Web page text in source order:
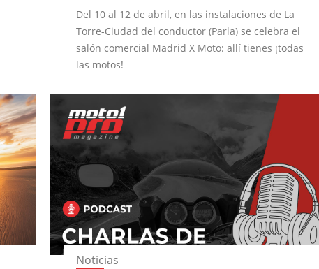
Del 10 al 12 de abril, en las instalaciones de La
Torre-Ciudad del conductor (Parla) se celebra el
salón comercial Madrid X Moto: allí tienes ¡todas
las motos!
Noticias